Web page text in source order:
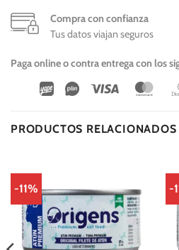
Compra con confianza
Tus datos viajan seguros
Paga online o contra entrega con los
Wirecard
Vipps Visa
PRODUCTOS RELACIONADOS
-11% -